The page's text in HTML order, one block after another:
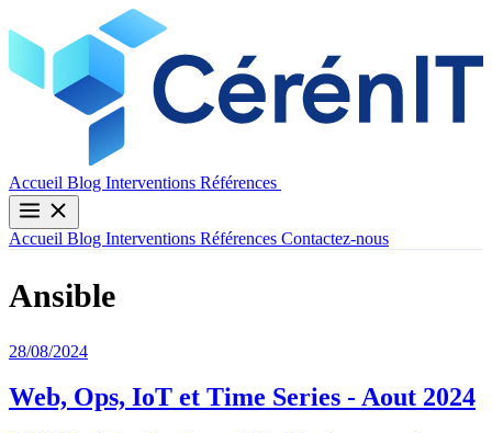
Accueil Blog Interventions Références
Accueil Blog Interventions Références Contactez-nous
Ansible
28/08/2024
Web, Ops, IoT et Time Series - Aout 2024